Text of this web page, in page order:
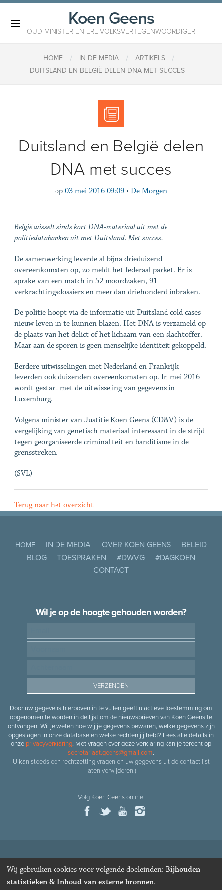
Koen Geens
OUD-MINISTER EN ERE-VOLKSVERTEGENWOORDIGER
HOME / IN DE MEDIA / ARTIKELS /
DUITSLAND EN BELGIË DELEN DNA MET SUCCES
Duitsland en België delen
DNA met succes
op 03 mei 2016 09:09 • De Morgen
België wisselt sinds kort DNA-materiaal uit met de
politiedatabanken uit met Duitsland. Met succes.
De samenwerking leverde al bijna drieduizend
overeenkomsten op, zo meldt het federaal parket. Er is
sprake van een match in 52 moordzaken, 91
verkrachtingsdossiers en meer dan driehonderd inbraken.
De politie hoopt via de informatie uit Duitsland cold cases
nieuw leven in te kunnen blazen. Het DNA is verzameld op
de plaats van het delict of het lichaam van een slachtoffer.
Maar aan de sporen is geen menselijke identiteit gekoppeld.
Eerdere uitwisselingen met Nederland en Frankrijk
leverden ook duizenden overeenkomsten op. In mei 2016
wordt gestart met de uitwisseling van gegevens in
Luxemburg.
Volgens minister van Justitie Koen Geens (CD&V) is de
vergelijking van genetisch materiaal interessant in de strijd
tegen georganiseerde criminaliteit en banditisme in de
grensstreken.
(SVL)
Terug naar het overzicht
HOME IN DE MEDIA OVER KOEN GEENS
BELEID
BLOG
TOESPRAKEN #DWVG
#DAGKOEN
CONTACT
Wil je op de hoogte gehouden worden?
Door uw gegevens hierboven in te vullen geeft u actieve toestemming om
opgenomen te worden in de lijst om de nieuwsbrieven van Koen Geens te
ontvangen. Wil je weten hoe wij je gegevens bewaren, welke gegevens zijn
opgeslagen in onze database en welke rechten jij hebt? Lees alle details in
onze privacyverklaring. Met vragen over deze verklaring kan je terecht op
secretariaat.geens@gmail.com.
U kan steeds een rechtzetting vragen en uw gegevens uit de contactlijst
laten verwijderen.)
Volg Koen Geensonline:
© 2026Oud-minister en ere-volksvertegenwoordiger Koen
· Alle rechten voorbehouden · Cookies wijzigen
Webdesign&website ontwikkelingdoor Zenjoy in Leuven
Wij gebruiken cookies voor volgende doeleinden: Bijhouden
statistieken & Inhoud van externe bronnen.